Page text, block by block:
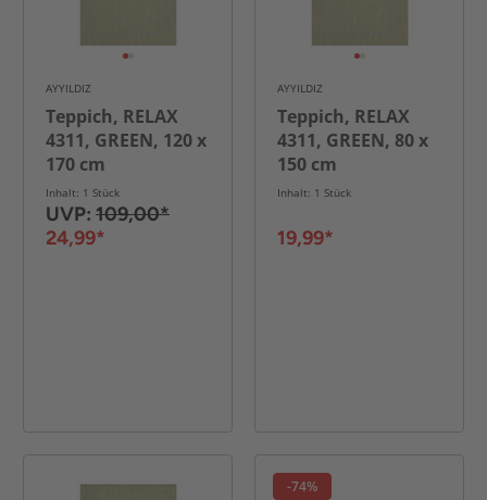
AYYILDIZ
Teppich, RELAX
4311, GREEN, 120 x
170 cm
Inhalt: 1 Stück
UVP: 109,00*
24,99*
AYYILDIZ
Teppich, RELAX
4311, GREEN, 80 x
150 cm
Inhalt: 1 Stück
19,99*
-74%